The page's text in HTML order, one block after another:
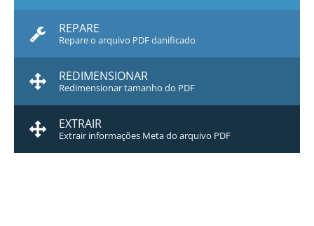
REPARE
Repare o arquivo PDF danificado
REDIMENSIONAR
Redimensionar tamanho do PDF
EXTRAIR
Extrair informações Meta do arquivo PDF